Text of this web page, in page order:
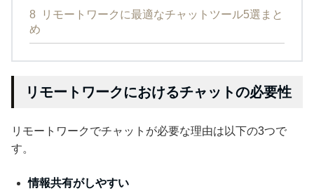
8
リモートワークに最適なチャットツール5選まと
め
リモートワークにおけるチャットの必要性
リモートワークでチャットが必要な理由は以下の3つで
す。
情報共有がしやすい